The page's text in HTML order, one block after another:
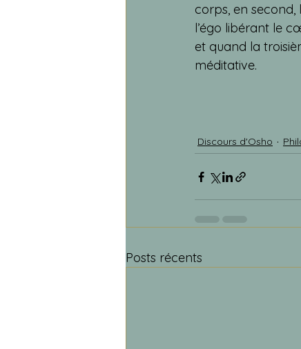
corps, en second,
l’égo libérant le
et quand la
méditative.
Discours d'Osho
Posts récents